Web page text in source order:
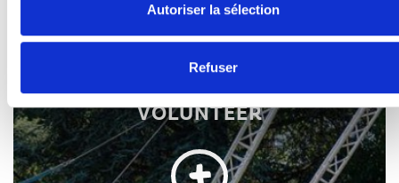
Autoriser la sélection
Refuser
VOLUNTEER